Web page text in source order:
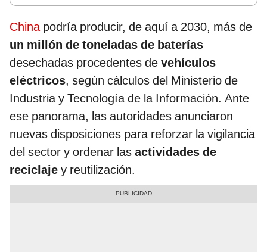
Chinapodría producir, de aquí a 2030, más de
un millón de toneladas de baterías
desechadas procedentes de vehículos
eléctricos, según cálculos del Ministerio de
Industria y Tecnología de la Información. Ante
ese panorama, las autoridades anunciaron
nuevas disposiciones para reforzar la vigilancia
del sector y ordenar las actividades de
reciclaje y reutilización.